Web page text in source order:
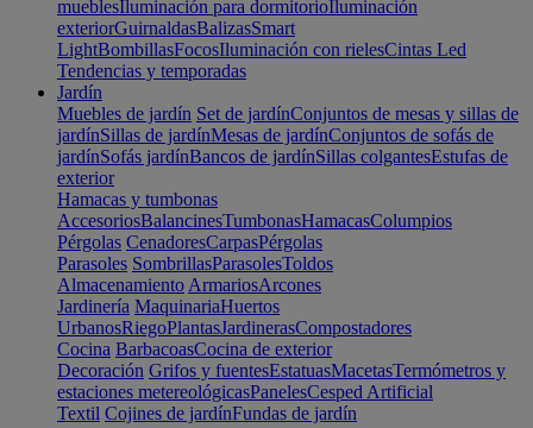
mueblesIluminación para dormitorioIluminación
exteriorGuirnaldasBalizasSmart
LightBombillasFocosIluminación con rielesCintas Led
Tendencias y temporadas
Jardín
Muebles de jardín Set de jardínConjuntos de mesas y sillas de
jardínSillas de jardínMesas de jardínConjuntos de sofás de
jardínSofás jardínBancos de jardínSillas colgantesEstufas de
exterior
Hamacas y tumbonas
AccesoriosBalancinesTumbonasHamacasColumpios
Pérgolas CenadoresCarpasPérgolas
Parasoles SombrillasParasolesToldos
Almacenamiento ArmariosArcones
Jardinería MaquinariaHuertos
UrbanosRiegoPlantasJardinerasCompostadores
Cocina BarbacoasCocina de exterior
Decoración Grifos y fuentesEstatuasMacetasTermómetros y
estaciones metereológicasPanelesCesped Artificial
Textil Cojines de jardínFundas de jardín